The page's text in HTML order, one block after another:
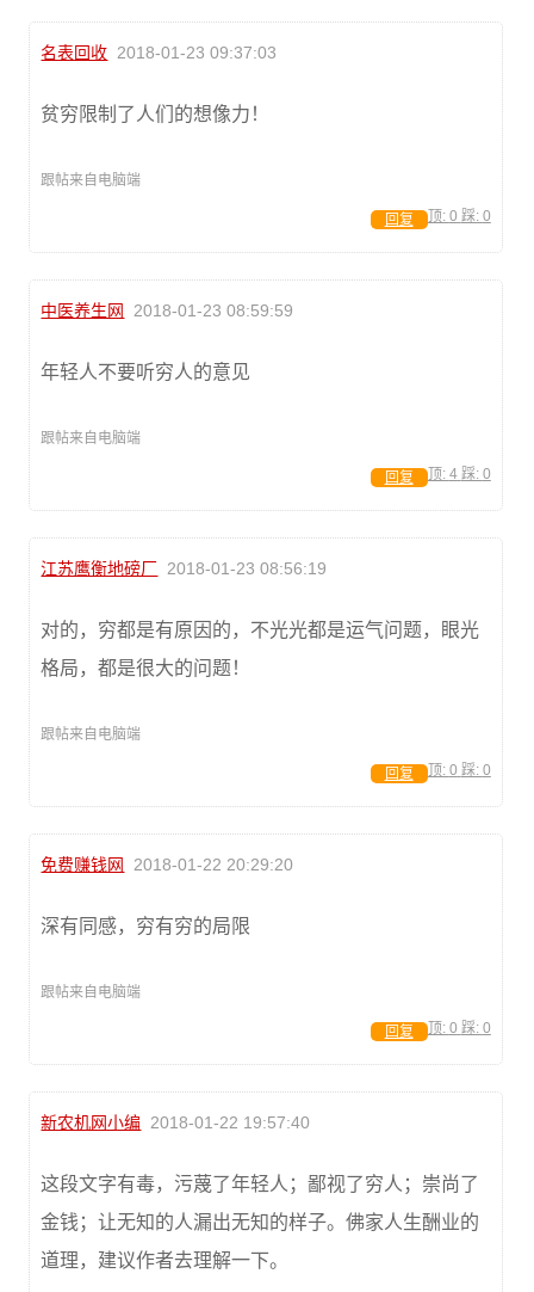
名表回收 2018-01-23 09:37:03
贫穷限制了人们的想像力！
跟帖来自电脑端
顶: 0 踩: 0
回复
中医养生网 2018-01-23 08:59:59
年轻人不要听穷人的意见
跟帖来自电脑端
顶: 4 踩: 0
回复
江苏鹰衡地磅厂 2018-01-23 08:56:19
对的，穷都是有原因的，不光光都是运气问题，眼光
格局，都是很大的问题！
跟帖来自电脑端
顶: 0 踩: 0
回复
免费赚钱网 2018-01-22 20:29:20
深有同感，穷有穷的局限
跟帖来自电脑端
顶: 0 踩: 0
回复
新农机网小编 2018-01-22 19:57:40
这段文字有毒，污蔑了年轻人；鄙视了穷人；崇尚了
金钱；让无知的人漏出无知的样子。佛家人生酬业的
道理，建议作者去理解一下。